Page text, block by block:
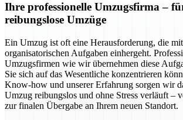
Ihre professionelle Umzugsfirma –
reibungslose Umzüge
Ein Umzug ist oft eine Herausforderung, die
organisatorischen Aufgaben einhergeht.
Umzugsfirmen wie wir übernehmen diese
Sie sich auf das Wesentliche konzentrieren
Know-how und unserer Erfahrung sorgen wir
Umzug reibungslos und ohne Stress verläuft –
zur finalen Übergabe an Ihrem neuen Standort.